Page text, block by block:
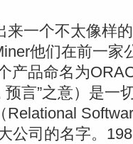
来一个不太像样
他们在前一家
产品命名为
预言”之意）是一
Relational
公司的名字。